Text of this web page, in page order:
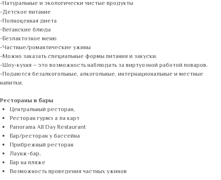
-Натуральные и экологически чистые продукты
-Детское питание
-Полноценная диета
-Веганские блюда
-Безлактозное меню
-Частные/романтические ужины
-Можно заказать специальные формы питания и закуски.
-Шоу-кухня – это возможность наблюдать за виртуозной работой поваров.
-Подаются безалкогольные, алкогольные, интернациональные и местные
напитки.
Рестораны и бары
Центральный ресторан,
Ресторан гурмэ а ла карт
Panorama All Day Restaurant
Бар/ресторан у бассейна
Прибрежный ресторан
Лаунж-бар,
Бар на пляже
Возможность проведения частных ужинов